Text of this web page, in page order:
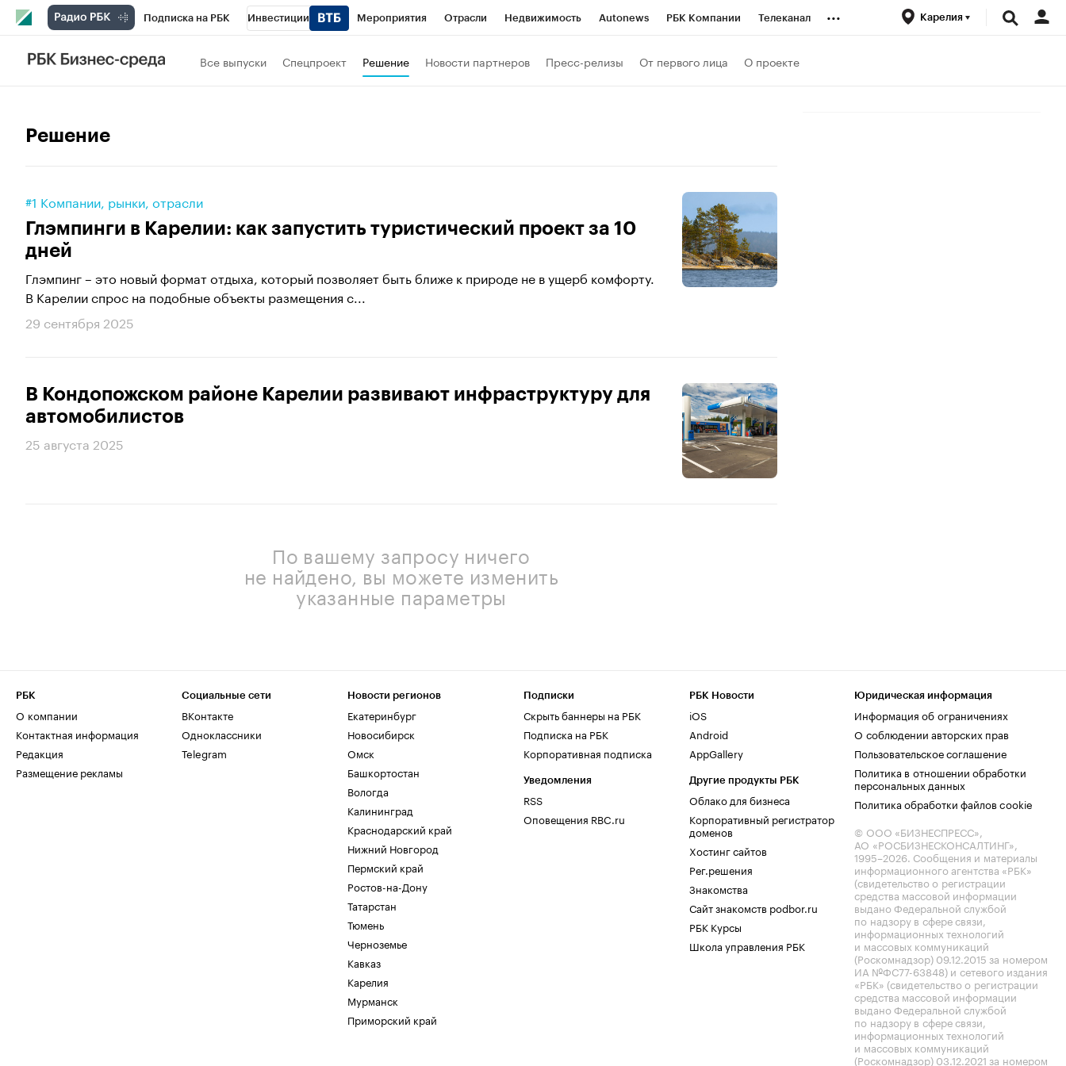
Подписка на РБК Инвестиции Мероприятия Отрасли Недвижимость Autonews РБК Компании Телеканал
РБК Вино
... Карелия
Все выпуски Спецпроект Решение Новости партнеров Пресс-релизы От первого лица О проекте
Решение
#1 Компании, рынки, отрасли
Глэмпинги в Карелии: как запустить туристический проект за 10
дней
Глэмпинг – это новый формат отдыха, который позволяет быть ближе к природе не в ущерб комфорту.
В Карелии спрос на подобные объекты размещения с...
29 сентября 2025
В Кондопожском районе Карелии развивают инфраструктуру для
автомобилистов
25 августа 2025
По вашему запросу ничего
не найдено, вы можете изменить
указанные параметры
РБК
О компании
Контактная информация
Редакция
Размещение рекламы
Социальные сети
ВКонтакте
Одноклассники
Telegram
Новости регионов
Екатеринбург
Новосибирск
Омск
Башкортостан
Вологда
Калининград
Краснодарский край
Нижний Новгород
Пермский край
Ростов-на-Дону
Татарстан
Тюмень
Черноземье
Кавказ
Карелия
Мурманск
Приморский край
Подписки
Скрыть баннеры на РБК
Подписка на РБК
Корпоративная подписка
Уведомления
RSS
Оповещения RBC.ru
РБК Новости
iOS
Android
AppGallery
Другие продукты РБК
Облако для бизнеса
Корпоративный регистратор
доменов
Хостинг сайтов
Рег.решения
Знакомства
Сайт знакомств podbor.ru
РБК Курсы
Школа управления РБК
Юридическая информация
Информация об ограничениях
О соблюдении авторских прав
Пользовательское соглашение
Политика в отношении обработки
персональных данных
Политика обработки файлов cookie
© ООО «БИЗНЕСПРЕСС»,
АО «РОСБИЗНЕСКОНСАЛТИНГ»,
1995–2026. Сообщения и материалы
информационного агентства «РБК»
(свидетельство о регистрации
средства массовой информации
выдано Федеральной службой
по надзору в сфере связи,
информационных технологий
и массовых коммуникаций
(Роскомнадзор) 09.12.2015 за номером
ИА №ФС77-63848) и сетевого издания
«РБК» (свидетельство о регистрации
средства массовой информации
выдано Федеральной службой
по надзору в сфере связи,
информационных технологий
и массовых коммуникаций
(Роскомнадзор) 03.12.2021 за номером